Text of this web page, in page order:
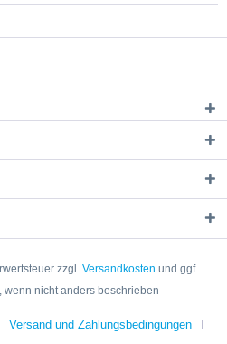
zzgl. Versandkosten und ggf.
wenn nicht anders beschrieben
Versand und Zahlungsbedingungen